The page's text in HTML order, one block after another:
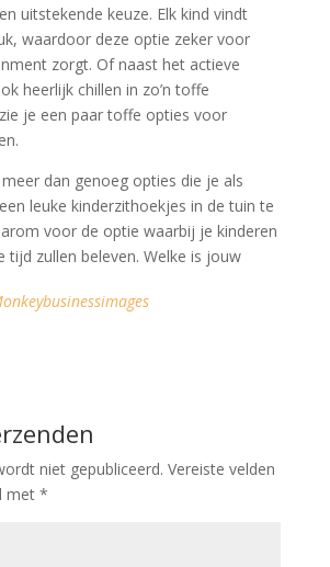
uitstekende keuze. Elk kind vindt
waardoor deze optie zeker voor
zorgt. Of naast het actieve
heerlijk chillen in zo’n toffe
zie je een paar toffe opties voor
dan genoeg opties die je als
leuke kinderzithoekjes in de tuin te
voor de optie waarbij je kinderen
tijd zullen beleven. Welke is jouw
niet gepubliceerd. Vereiste velden
met *